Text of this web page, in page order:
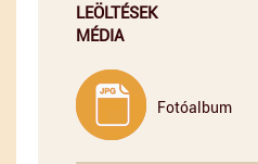
LEÖLTÉSEK
MÉDIA
Fotóalbum